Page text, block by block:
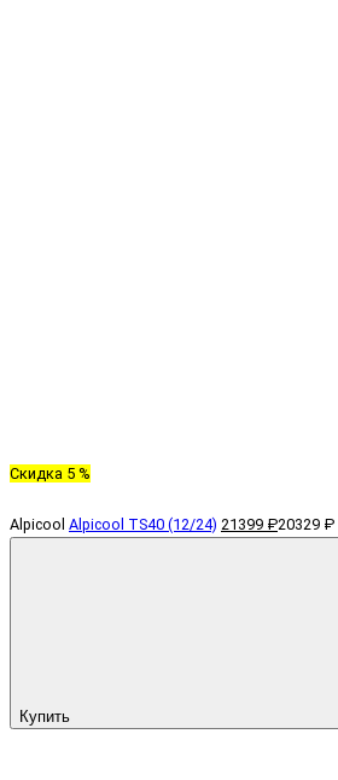
Скидка 5 %
Alpicool Alpicool TS40 (12/24) 21399 ₽20329 ₽
Купить